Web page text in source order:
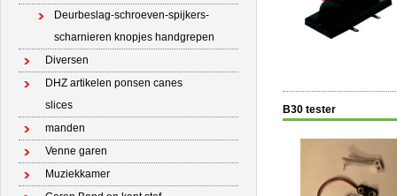
Deurbeslag-schroeven-spijkers-
scharnieren knopjes handgrepen
Diversen
DHZ artikelen ponsen canes
slices
manden
Venne garen
Muziekkamer
B30 tester